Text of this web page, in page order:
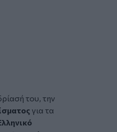
του, την
για τα